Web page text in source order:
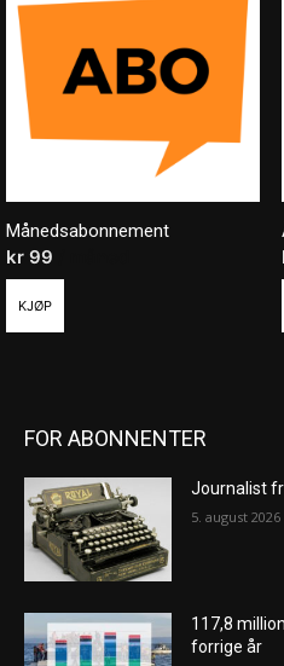
Månedsabonnement
kr 99
KJØP
FOR ABONNENTER
Journalist
5. august 2026
117,8
forrige år